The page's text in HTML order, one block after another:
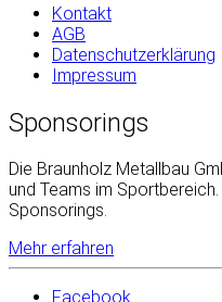
Kontakt
AGB
Datenschutzerklärung
Impressum
Sponsorings
Die Braunholz Metallbau
und Teams im
Sponsorings.
Mehr erfahren
Facebook